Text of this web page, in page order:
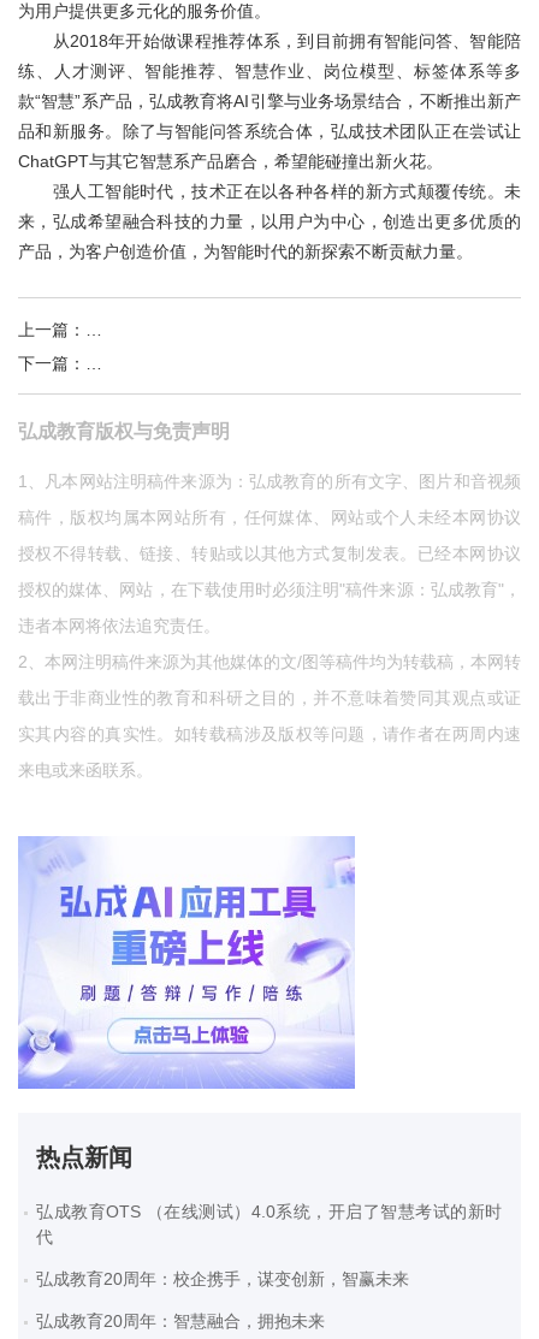
为用户提供更多元化的服务价值。
从2018年开始做课程推荐体系，到目前拥有智能问答、智能陪
练、人才测评、智能推荐、智慧作业、岗位模型、标签体系等多
款“智慧”系产品，弘成教育将AI引擎与业务场景结合，不断推出新产
品和新服务。除了与智能问答系统合体，弘成技术团队正在尝试让
ChatGPT与其它智慧系产品磨合，希望能碰撞出新火花。
强人工智能时代，技术正在以各种各样的新方式颠覆传统。未
来，弘成希望融合科技的力量，以用户为中心，创造出更多优质的
产品，为客户创造价值，为智能时代的新探索不断贡献力量。
上一篇 ：
下一篇 ：
弘成教育版权与免责声明
1、凡本网站注明稿件来源为：弘成教育的所有文字、图片和音视频
稿件，版权均属本网站所有，任何媒体、网站或个人未经本网协议
授权不得转载、链接、转贴或以其他方式复制发表。已经本网协议
授权的媒体、网站，在下载使用时必须注明"稿件来源：弘成教育"，
违者本网将依法追究责任。
2、本网注明稿件来源为其他媒体的文/图等稿件均为转载稿，本网转
载出于非商业性的教育和科研之目的，并不意味着赞同其观点或证
实其内容的真实性。如转载稿涉及版权等问题，请作者在两周内速
来电或来函联系。
热点新闻
弘成教育OTS （在线测试）4.0系统，开启了智慧考试的新时
代
弘成教育20周年：校企携手，谋变创新，智赢未来
弘成教育20周年：智慧融合，拥抱未来